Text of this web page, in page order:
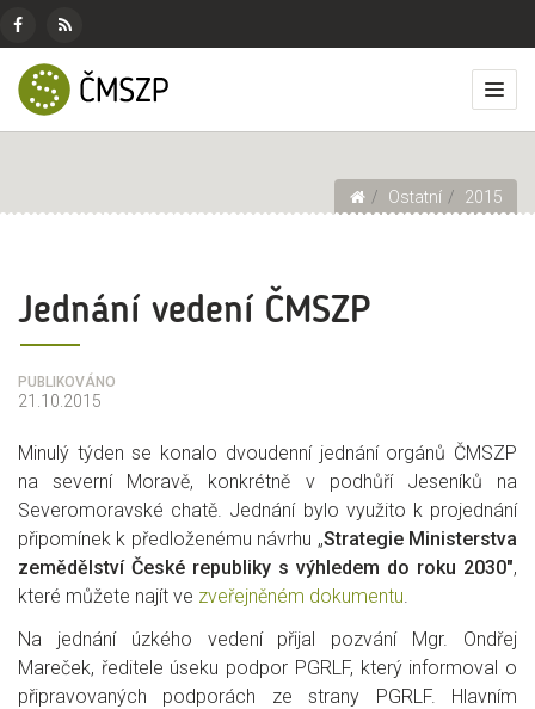
ČMSZP
Českomoravský
svaz
zemědělských
Menu
pro
sociální
sítě
Facebook
RSS
zdroj
Základní
menu
Ostatní 2015
Jednání vedení ČMSZP
PUBLIKOVÁNO
21.10.2015
Minulý týden se konalo dvoudenní jednání orgánů ČMSZP
na severní Moravě, konkrétně v podhůří Jeseníků na
Severomoravské chatě. Jednání bylo využito k projednání
připomínek k předloženému návrhu „Strategie Ministerstva
zemědělství České republiky s výhledem do roku 2030″,
které můžete najít ve zveřejněném dokumentu.
Na jednání úzkého vedení přijal pozvání Mgr. Ondřej
Mareček, ředitele úseku podpor PGRLF, který informoval o
připravovaných podporách ze strany PGRLF. Hlavním